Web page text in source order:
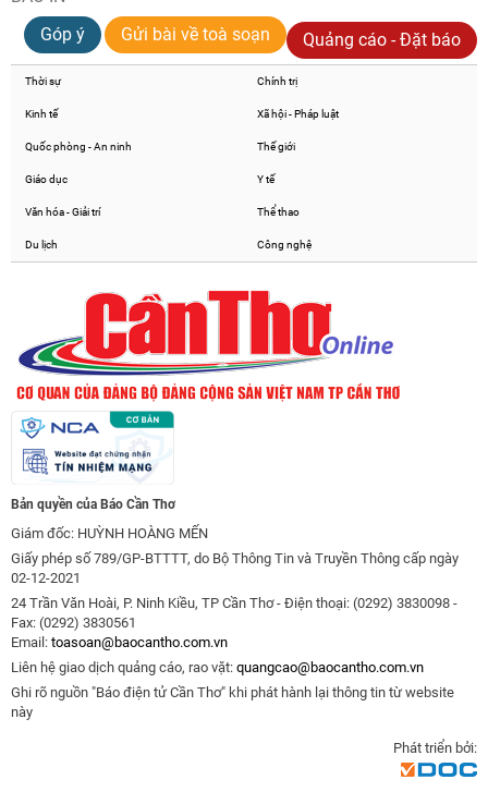
Góp ý
Gửi bài về toà soạn Quảng cáo - Đặt báo
Thời sự Chính trị
Kinh tế Xã hội - Pháp luật
Quốc phòng - An ninh Thế giới
Giáo dục Y tế
Văn hóa - Giải trí Thể thao
Du lịch Công nghệ
Bản quyền của Báo Cần Thơ
Giám đốc: HUỲNH HOÀNG MẾN
Giấy phép số 789/GP-BTTTT, do Bộ Thông Tin và Truyền Thông cấp ngày
02-12-2021
24 Trần Văn Hoài, P. Ninh Kiều, TP Cần Thơ - Điện thoại: (0292) 3830098 -
Fax: (0292) 3830561
Email: toasoan@baocantho.com.vn
Liên hệ giao dịch quảng cáo, rao vặt: quangcao@baocantho.com.vn
Ghi rõ nguồn "Báo điện tử Cần Thơ" khi phát hành lại thông tin từ website
này
Phát triển bởi: